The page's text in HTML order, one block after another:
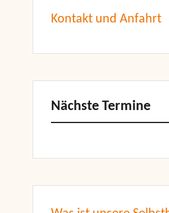
Kontakt und Anfahrt
Nächste Termine